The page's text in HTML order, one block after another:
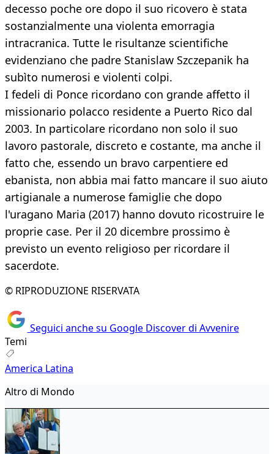
decesso poche ore dopo il suo ricovero è stata
sostanzialmente una violenta emorragia
intracranica. Tutte le risultanze scientifiche
evidenziano che padre Stanislaw Szczepanik ha
subìto numerosi e violenti colpi.
I fedeli di Ponce ricordano con grande affetto il
missionario polacco residente a Puerto Rico dal
2003. In particolare ricordano non solo il suo
lavoro pastorale, discreto e costante, ma anche il
fatto che, essendo un bravo carpentiere ed
ebanista, non abbia mai fatto mancare il suo aiuto
artigianale a numerose famiglie che dopo
l'uragano Maria (2017) hanno dovuto ricostruire le
proprie case. Per il 20 dicembre prossimo è
previsto un evento religioso per ricordare il
sacerdote.
© RIPRODUZIONE RISERVATA
Seguici anche su Google Discover di Avvenire
Temi
America Latina
Altro di Mondo